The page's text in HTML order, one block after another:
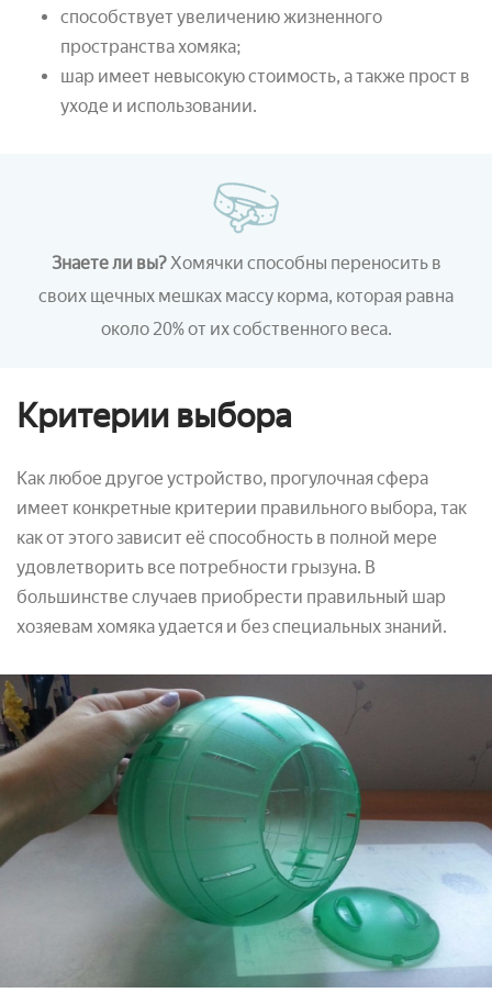
способствует увеличению жизненного
пространства хомяка;
шар имеет невысокую стоимость, а также прост в
уходе и использовании.
Знаете ли вы?Хомячки способны переносить в
своих щечных мешках массу корма, которая равна
около 20% от их собственного веса.
Критерии выбора
Как любое другое устройство, прогулочная сфера
имеет конкретные критерии правильного выбора, так
как от этого зависит её способность в полной мере
удовлетворить все потребности грызуна. В
большинстве случаев приобрести правильный шар
хозяевам хомяка удается и без специальных знаний.